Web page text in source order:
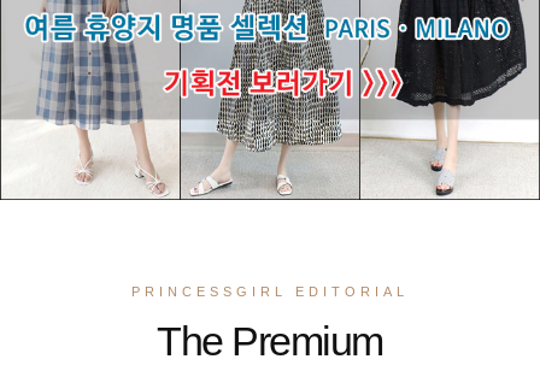
PRINCESSGIRL EDITORIAL
The Premium